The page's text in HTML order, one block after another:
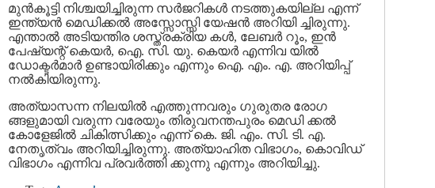
മുന്‍കൂട്ടി നിശ്ചയിച്ചിരുന്ന സര്‍ജറികള്‍ നടത്തുകയില്ല എന്ന്
ഇന്ത്യന്‍ മെഡിക്കല്‍ അസ്സോസ്സി യേഷന്‍ അറിയി ച്ചിരുന്നു.
എന്താല്‍ അടിയന്തിര ശസ്ത്രക്രിയ കള്‍, ലേബര്‍ റൂം, ഇന്‍
പേഷ്യന്റ് കെയര്‍, ഐ. സി. യു. കെയര്‍ എന്നിവ യില്‍
ഡോക്ടര്‍മാര്‍ ഉണ്ടായിരിക്കും എന്നും ഐ. എം. എ. അറിയിപ്പ്
നല്‍കിയിരുന്നു.
അത്യാസന്ന നിലയില്‍ എത്തുന്നവരും ഗുരുതര രോഗ
ങ്ങളുമായി വരുന്ന വരേയും തിരുവനന്തപുരം മെഡി ക്കല്‍
കോളേജില്‍ ചികിത്സിക്കും എന്ന് കെ. ജി. എം. സി. ടി. എ.
നേതൃത്വം അറിയിച്ചിരുന്നു. അത്യാഹിത വിഭാഗം, കൊവിഡ്
വിഭാഗം എന്നിവ പ്രവര്‍ത്തി ക്കുന്നു എന്നും അറിയിച്ചു.